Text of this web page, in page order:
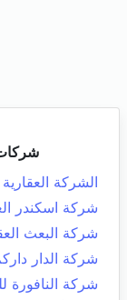
الشركة
شركة اسكندر
شركة البعث
شركة الدار
شركة النافورة